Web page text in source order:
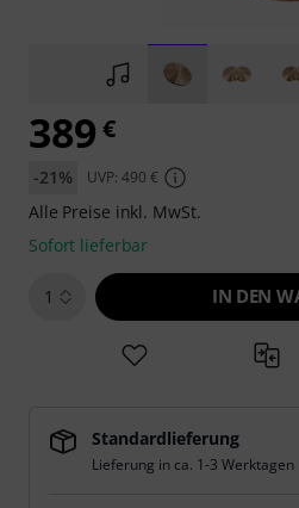
389 €
-21% UVP: 490 €
Alle Preise inkl. MwSt.
Sofort lieferbar
1 IN DEN
Standardlieferung
Lieferung in ca. 1-3 Werktagen